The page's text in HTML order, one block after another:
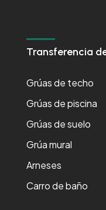
Transferencia
Grúas de techo
Grúas de piscina
Grúas de suelo
Grúa mural
Arneses
Carro de baño